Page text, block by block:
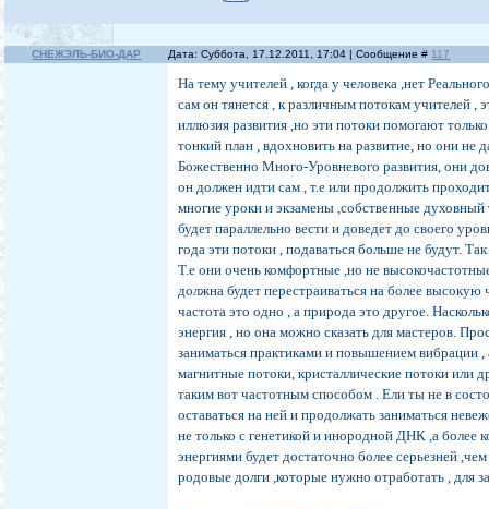
СНЕЖЭЛЬ-БИО-ДАР Дата: Суббота, 17.12.2011, 17:04 | Сообщение # 117
На тему учителей , когда у человека ,нет
сам он тянется , к различным потокам учителей ,
иллюзия развития ,но эти потоки помогают
тонкий план , вдохновить на развитие, но они
Божественно Много-Уровневого развития, они
он должен идти сам , т.е или продолжить
многие уроки и экзамены ,собственные духовный
будет параллельно вести и доведет до своего
года эти потоки , подаваться больше не будут.
Т.е они очень комфортные ,но не
должна будет перестраиваться на более
частота это одно , а природа это другое.
энергия , но она можно сказать для мастеров.
заниматься практиками и повышением вибрации
магнитные потоки, кристаллические потоки или
таким вот частотным способом . Ели ты не в
оставаться на ней и продолжать заниматься
не только с генетикой и инородной ДНК ,а
энергиями будет достаточно более серьезней
родовые долги ,которые нужно отработать , для